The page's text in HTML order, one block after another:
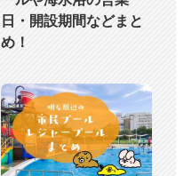
日・開設期間などまと
め！